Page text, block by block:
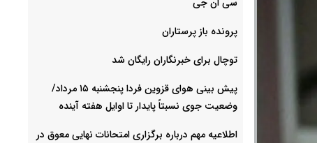
پرونده باز پرستاران
توچال برای خبرنگاران رایگان شد
پیش بینی هوای قزوین فردا پنجشنبه ۱۵ مرداد/
وضعیت جوی نسبتاً پایدار تا اوایل هفته آینده
اطلاعیه مهم درباره برگزاری امتحانات نهایی معوق در